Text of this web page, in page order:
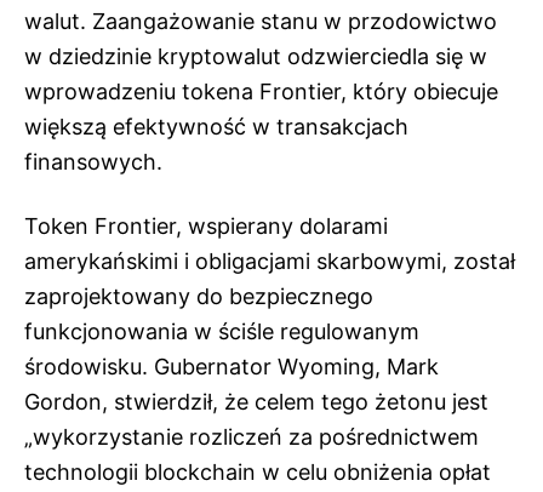
walut. Zaangażowanie stanu w przodowictwo
w dziedzinie kryptowalut odzwierciedla się w
wprowadzeniu tokena Frontier, który obiecuje
większą efektywność w transakcjach
finansowych.
Token Frontier, wspierany dolarami
amerykańskimi i obligacjami skarbowymi, został
zaprojektowany do bezpiecznego
funkcjonowania w ściśle regulowanym
środowisku. Gubernator Wyoming, Mark
Gordon, stwierdził, że celem tego żetonu jest
„wykorzystanie rozliczeń za pośrednictwem
technologii blockchain w celu obniżenia opłat